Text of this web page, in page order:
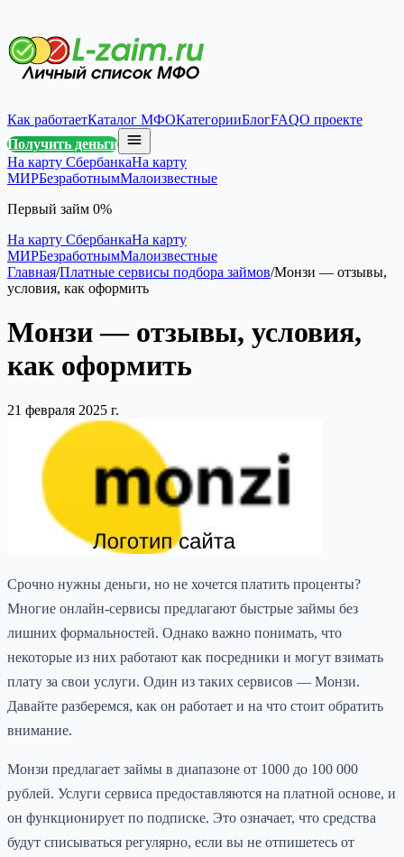
Как работаетКаталог МФОКатегорииБлогFAQО проекте
Получить деньги
На карту СбербанкаНа карту
МИРБезработнымМалоизвестные
Первый займ 0%
На карту СбербанкаНа карту
МИРБезработнымМалоизвестные
Главная/Платные сервисы подбора займов/Монзи — отзывы,
условия, как оформить
Монзи — отзывы, условия,
как оформить
21 февраля 2025 г.
Срочно нужны деньги, но не хочется платить проценты?
Многие онлайн-сервисы предлагают быстрые займы без
лишних формальностей. Однако важно понимать, что
некоторые из них работают как посредники и могут взимать
плату за свои услуги. Один из таких сервисов — Монзи.
Давайте разберемся, как он работает и на что стоит обратить
внимание.
Монзи предлагает займы в диапазоне от 1000 до 100 000
рублей. Услуги сервиса предоставляются на платной основе, и
он функционирует по подписке. Это означает, что средства
будут списываться регулярно, если вы не отпишетесь от